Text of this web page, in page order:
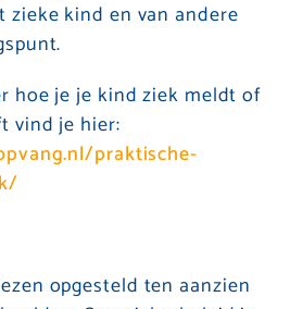
zieke kind en van andere
hoe je je kind ziek meldt of
vind je hier:
praktische-
opgesteld ten aanzien